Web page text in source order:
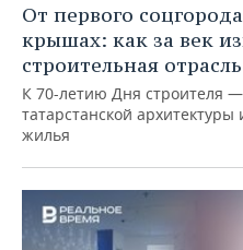
От первого
крышах: как за век
строительная
К 70-летию Дня строителя
татарстанской
жилья